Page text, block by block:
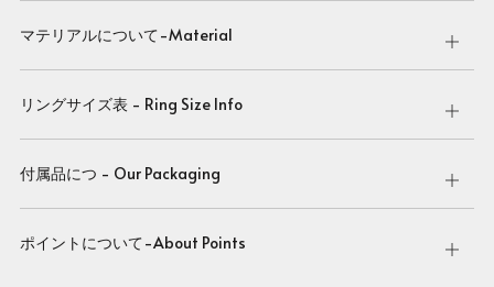
マテリアルについて-Material
Open
tab
リングサイズ表 - Ring Size Info
Open
tab
付属品につ - Our Packaging
Open
tab
ポイントについて-About Points
Open